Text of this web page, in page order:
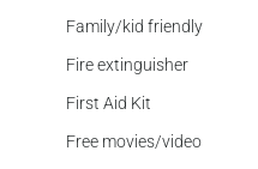
Family/kid friendly
Fire extinguisher
First Aid Kit
Free movies/video